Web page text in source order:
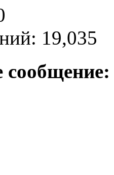
19,035
сообщение: